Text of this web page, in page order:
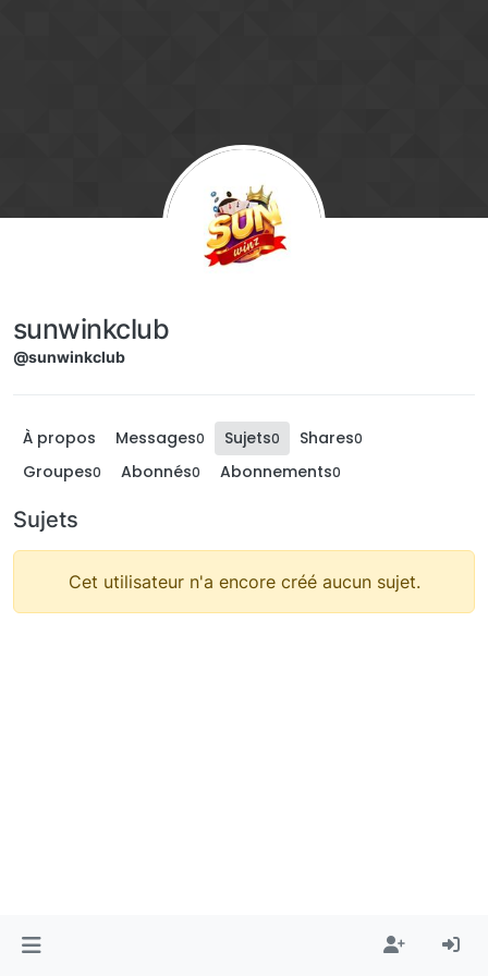
sunwinkclub
@sunwinkclub
À propos Messages0 Sujets0 Shares0
Groupes0 Abonnés0 Abonnements0
Sujets
Cet utilisateur n'a encore créé aucun sujet.